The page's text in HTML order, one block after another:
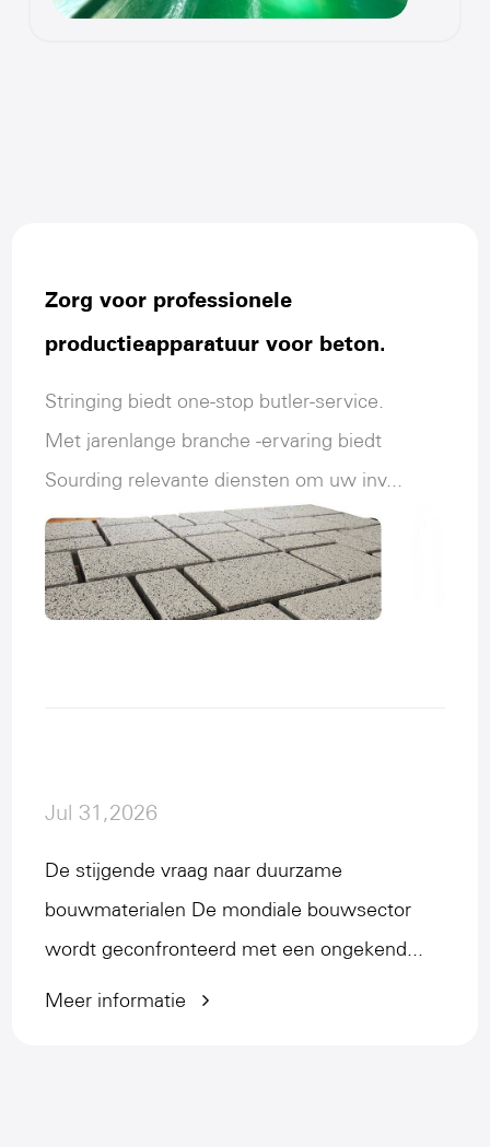
Zorg voor professionele
productieapparatuur voor beton.
Stringing biedt one-stop butler-service.
Met jarenlange branche -ervaring biedt
Sourding relevante diensten om uw inv...
Jul 31,2026
De stijgende vraag naar duurzame
bouwmaterialen De mondiale bouwsector
wordt geconfronteerd met een ongekend...
Meer informatie